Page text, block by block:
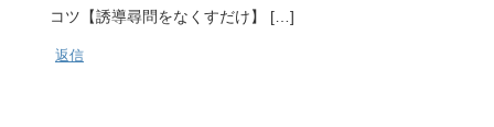
コツ【誘導尋問をなくすだけ】 […]
返信